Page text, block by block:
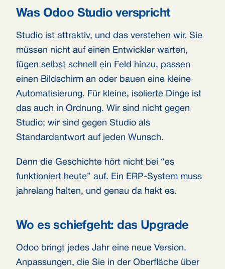
Was Odoo Studio verspricht
Studio ist attraktiv, und das verstehen wir. Sie
müssen nicht auf einen Entwickler warten,
fügen selbst schnell ein Feld hinzu, passen
einen Bildschirm an oder bauen eine kleine
Automatisierung. Für kleine, isolierte Dinge ist
das auch in Ordnung. Wir sind nicht gegen
Studio; wir sind gegen Studio als
Standardantwort auf jeden Wunsch.
Denn die Geschichte hört nicht bei “es
funktioniert heute” auf. Ein ERP-System muss
jahrelang halten, und genau da hakt es.
Wo es schiefgeht: das Upgrade
Odoo bringt jedes Jahr eine neue Version.
Anpassungen, die Sie in der Oberfläche über